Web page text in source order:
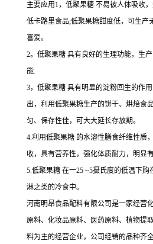
主要应用1，低聚果糖 不易被人体吸收
低卡路里食品;低聚果糖甜度低，可生产
喜爱。
2。低聚果糖 具有良好的生理功能，生
能.
3，低聚果糖 具有明显的淀粉回生的作
出，利用低聚果糖生产的饼干、烘焙食
匀、保存性佳，可大大延长存放期。
4.利用低聚果糖 的水溶性膳食纤维性质
收，具有营养性，强化体质耐力，明显
5.低聚果糖 在一25 ~5摄氏度的低温下
淋之类的冷食中。
河南明昂食品配料有限公司是一家经营
原料、化妆品原料、医药原料、植物提
料为主的经营企业，公司经销的品种齐